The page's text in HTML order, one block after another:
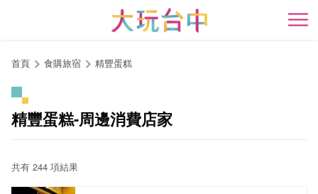
開
首頁 食購旅宿 精豐蛋糕
精豐蛋糕-周邊消費店家
共有 244 項結果